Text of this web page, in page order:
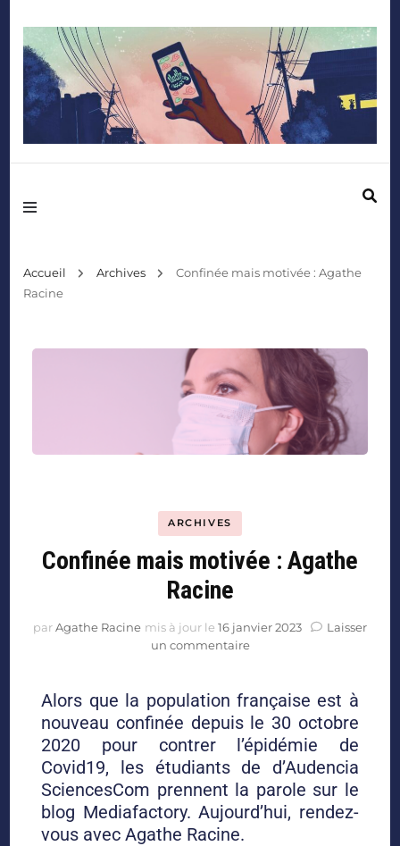
Accueil Archives
Confinée mais motivée : Agathe
Racine
ARCHIVES
Confinée mais motivée : Agathe
Racine
parAgathe Racine mis à jour le 16 janvier 2023
Laisser
un commentaire
Alors que la population française est à
nouveau confinée depuis le 30 octobre
2020 pour contrer l’épidémie de
Covid19, les étudiants de d’Audencia
SciencesCom prennent la parole sur le
blog Mediafactory. Aujourd’hui, rendez-
vous avec Agathe Racine.